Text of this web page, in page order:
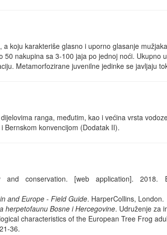
koju karakteriše glasno i uporno glasanje
nakupina sa 3-100 jaja po jednoj noći. Ukupno
Metamorfozirane juvenilne jedinke se javljaju
ranga, međutim, kao i većina vrsta
Bernskom konvencijom (Dodatak II).
conservation. [web application]. 2018.
and Europe - Field Guide. HarperCollins, London.
herpetofaunu Bosne i Hercegovine. Udruženje za
characteristics of the European Tree Frog
36.